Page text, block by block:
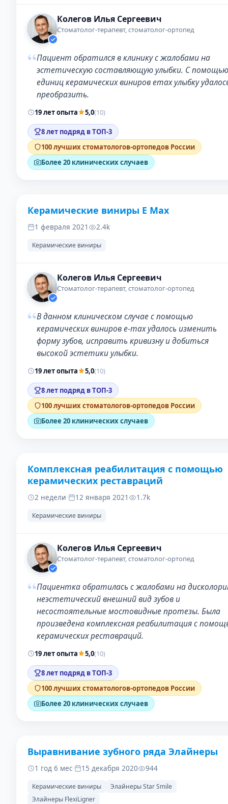
Колегов Илья Сергеевич
Стоматолог-терапевт, стоматолог-ортопед
“Пациент обратился в клинику с жалобами на
эстетическую составляющую улыбки. С
единиц керамических виниров emax улыбку
преобразить.
19 лет опыта 5,0(10)
8 лет подряд в ТОП-3
100 лучших стоматологов-ортопедов России
Более 20 клинических случаев
ДО
Керамические виниры E Max
1 февраля 2021 2.4k
Керамические виниры
Колегов Илья Сергеевич
Стоматолог-терапевт, стоматолог-ортопед
“В данном клиническом случае с помощью
керамических виниров e-max удалось изменить
форму зубов, исправить кривизну и добиться
высокой эстетики улыбки.
19 лет опыта 5,0(10)
8 лет подряд в ТОП-3
100 лучших стоматологов-ортопедов России
Более 20 клинических случаев
ДО
Комплексная реабилитация с помощью
керамических реставраций
2 недели· 12 января 2021 1.7k
Керамические виниры
Колегов Илья Сергеевич
Стоматолог-терапевт, стоматолог-ортопед
“Пациентка обратилась с жалобами на
неэстетический внешний вид зубов и
несостоятельные мостовидные протезы. Была
произведена комплексная реабилитация с
керамических реставраций.
19 лет опыта 5,0(10)
8 лет подряд в ТОП-3
100 лучших стоматологов-ортопедов России
Более 20 клинических случаев
ДО
Выравнивание зубного ряда Элайнеры
1 год 6 мес· 15 декабря 2020 944
Керамические виниры
Элайнеры Star Smile
Элайнеры FlexiLigner